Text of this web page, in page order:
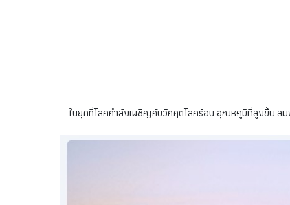
ในยุคที่โลกกำลังเผชิญกับวิกฤตโลกร้อน อุณหภูมิที่สูงขึ้น ล